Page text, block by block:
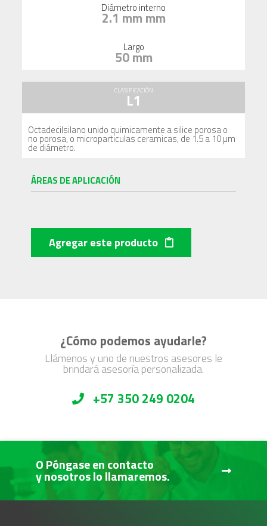
Diámetro interno
2.1 mm mm
Largo
50 mm
CLASIFICACIÓN
L1
Octadecilsilano unido quimicamente a silice porosa o
no porosa, o microparticulas ceramicas, de 1.5 a 10 µm
de diámetro.
ÁREAS DE APLICACIÓN
Agregar este producto
¿Cómo podemos ayudarle?
Llámenos y uno de nuestros asesores le
brindará asesoría personalizada.
+57 350 249 0204
O Póngase en contacto
y nosotros lo llamaremos.